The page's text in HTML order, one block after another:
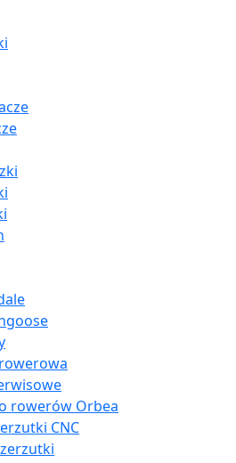
rowerów Orbea
CNC